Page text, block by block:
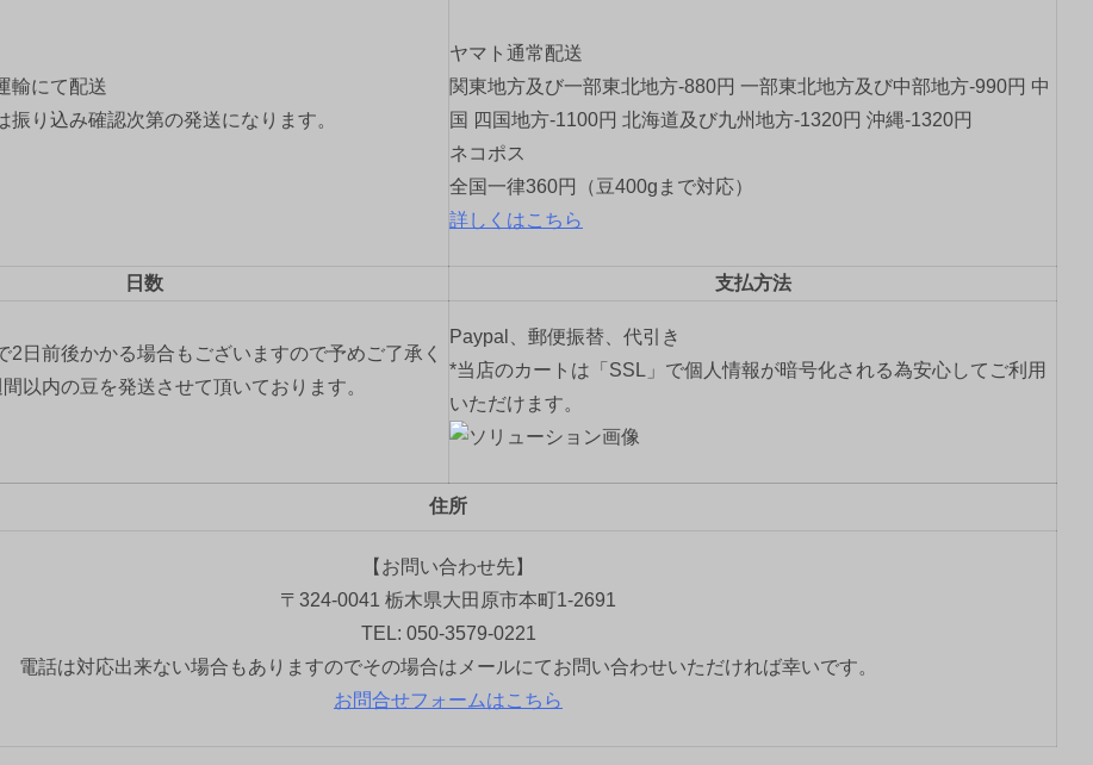
輸にて配送
振り込み確認次第の発送になります。
ヤマト通常配送
関東地方及び一部東北地方-880円 一部東北地方及び中部地方-990円 中
国 四国地方-1100円 北海道及び九州地方-1320円 沖縄-1320円
ネコポス
全国一律360円（豆400gまで対応）
詳しくはこちら
日数 支払方法
2日前後かかる場合もございますので予めご了承く
以内の豆を発送させて頂いております。
Paypal、郵便振替、代引き
*当店のカートは「SSL」で個人情報が暗号化される為安心してご利用
いただけます。
住所
【お問い合わせ先】
〒324-0041 栃木県大田原市本町1-2691
TEL: 050-3579-0221
電話は対応出来ない場合もありますのでその場合はメールにてお問い合わせいただければ幸いです。
お問合せフォームはこちら